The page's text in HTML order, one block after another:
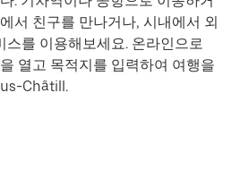
서 친구를 만나거나, 시내에서 외
스를 이용해보세요. 온라인으로
열고 목적지를 입력하여 여행을
Châtill.